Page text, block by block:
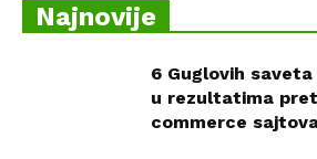
Najnovije
6 Guglovih
u rezultatima
commerce